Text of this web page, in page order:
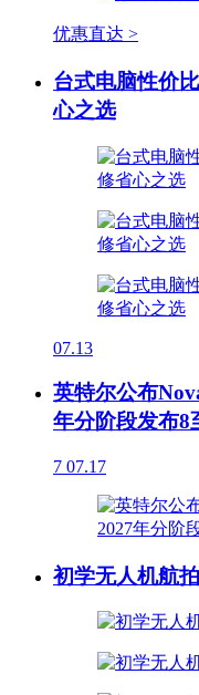
优惠直达 >
台式电脑性价
心之选
07.13
英特尔公布
年分阶段发布8
7 07.17
初学无人机航